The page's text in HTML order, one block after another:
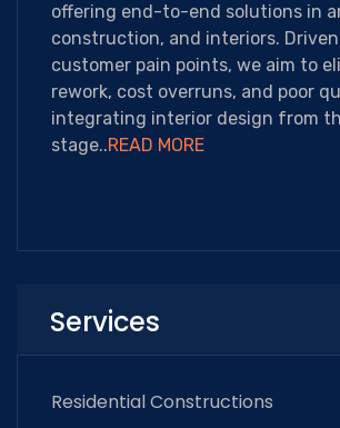
offering end-to-end solutions in
construction, and interiors.
customer pain points, we aim to
rework, cost overruns, and poor
integrating interior design from
stage..READ MORE
Services
Residential Constructions